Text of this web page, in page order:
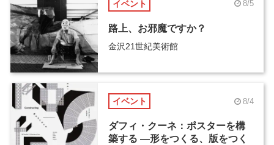
イベント 8/5
路上、お邪魔ですか？
金沢21世紀美術館
イベント 8/4
ダフィ・クーネ：ポスターを構
築する ―形をつくる、版をつく